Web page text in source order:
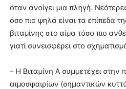
όταν ανοίγει μια πληγή.
όσο πιο ψηλά είναι τα επίπεδα
βιταμίνης στο αίμα τόσο πιο
γιατί συνεισφέρει στο
– Η Βιταμίνη Α συμμετέχει
αιμοσφαιρίων (σημαντικών